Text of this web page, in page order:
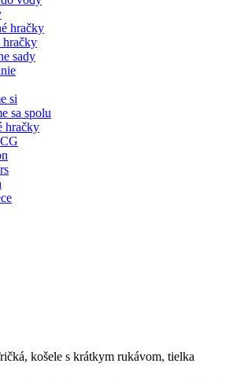
hračky
hračky
sady
si
sa spolu
hračky
košele s krátkym rukávom, tielka